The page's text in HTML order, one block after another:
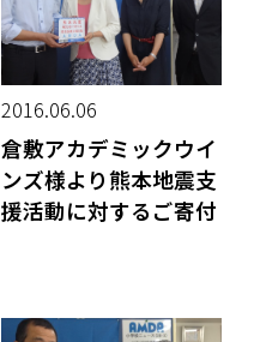
2016.06.06
倉敷アカデミックウイ
ンズ様より熊本地震支
援活動に対するご寄付